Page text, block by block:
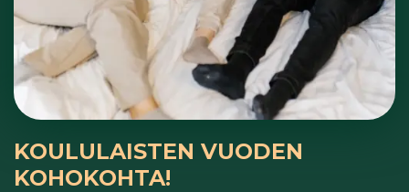
KOULULAISTEN VUODEN
KOHOKOHTA!